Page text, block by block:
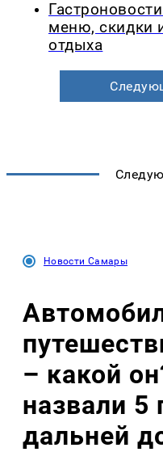
меню, скидки
отдыха
Новости Самары
– какой
назвали 5
дальней